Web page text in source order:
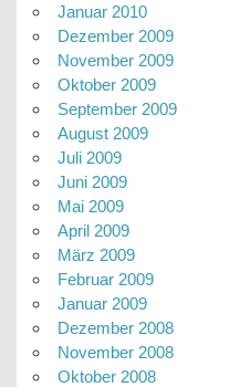
Januar 2010
Dezember 2009
November 2009
Oktober 2009
September 2009
August 2009
Juli 2009
Juni 2009
Mai 2009
April 2009
März 2009
Februar 2009
Januar 2009
Dezember 2008
November 2008
Oktober 2008